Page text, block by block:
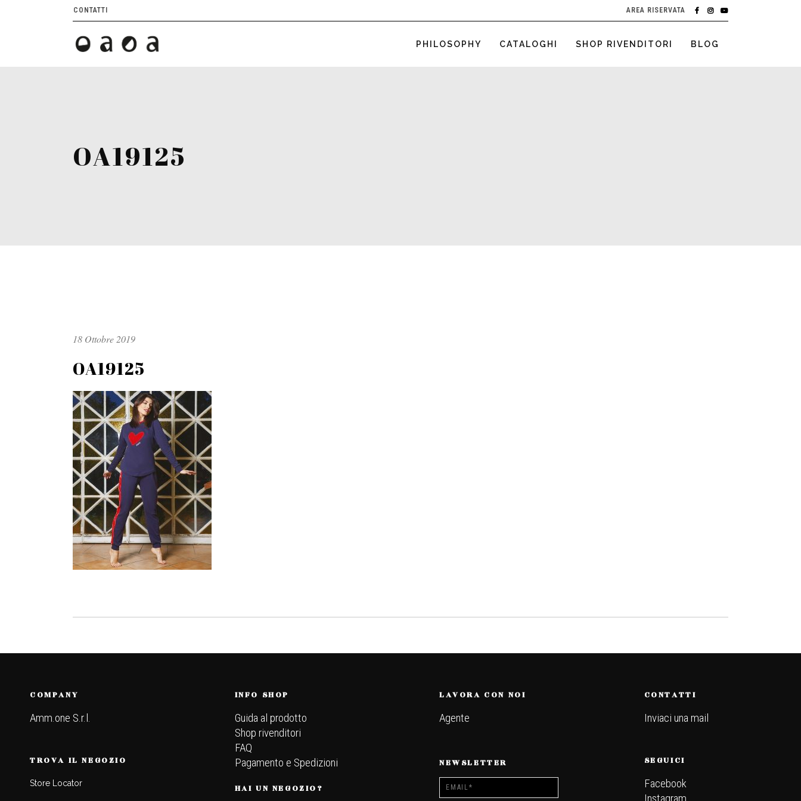
CONTATTI AREA RISERVATA
PHILOSOPHY CATALOGHI SHOP RIVENDITORI BLOG
OA19125
18 Ottobre 2019
OA19125
COMPANY
Amm.one S.r.l.
TROVA IL NEGOZIO
Store Locator
INFO SHOP
Guida al prodotto
Shop rivenditori
FAQ
Pagamento e Spedizioni
HAI UN NEGOZIO?
LAVORA CON NOI
Agente
NEWSLETTER
CONTATTI
Inviaci una mail
SEGUICI
Facebook